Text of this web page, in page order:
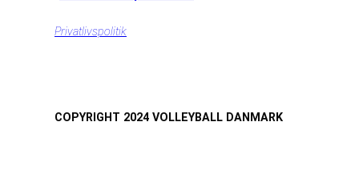
Privatlivspolitik
COPYRIGHT 2024 VOLLEYBALL DANMARK